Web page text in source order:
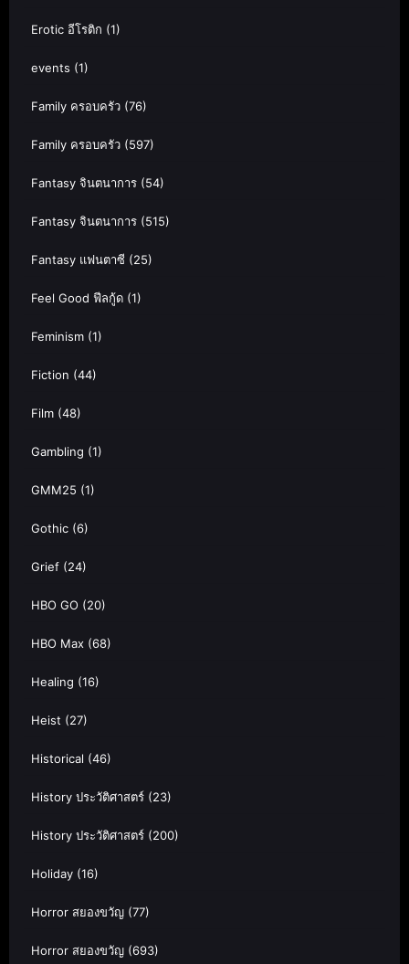
Erotic อีโรติก (1)
events (1)
Family ครอบครัว (76)
Family ครอบครัว (597)
Fantasy จินตนาการ (54)
Fantasy จินตนาการ (515)
Fantasy แฟนตาซี (25)
Feel Good ฟีลกู้ด (1)
Feminism (1)
Fiction (44)
Film (48)
Gambling (1)
GMM25 (1)
Gothic (6)
Grief (24)
HBO GO (20)
HBO Max (68)
Healing (16)
Heist (27)
Historical (46)
History ประวัติศาสตร์ (23)
History ประวัติศาสตร์ (200)
Holiday (16)
Horror สยองขวัญ (77)
Horror สยองขวัญ (693)